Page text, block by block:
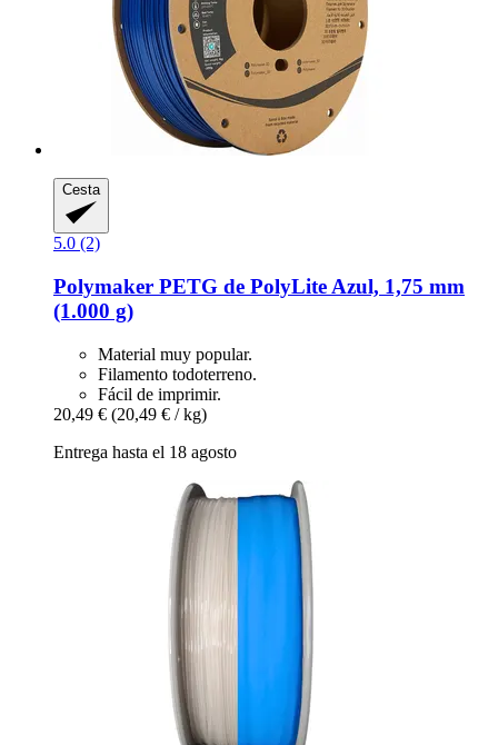
Cesta
5.0 (2)
Polymaker PETG de PolyLite Azul, 1,75 mm
(1.000 g)
Material muy popular.
Filamento todoterreno.
Fácil de imprimir.
20,49 € (20,49 € / kg)
Entrega hasta el 18 agosto